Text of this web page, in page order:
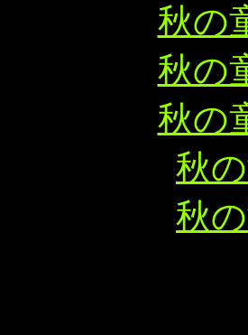
秋の
秋の
秋の
秋
秋